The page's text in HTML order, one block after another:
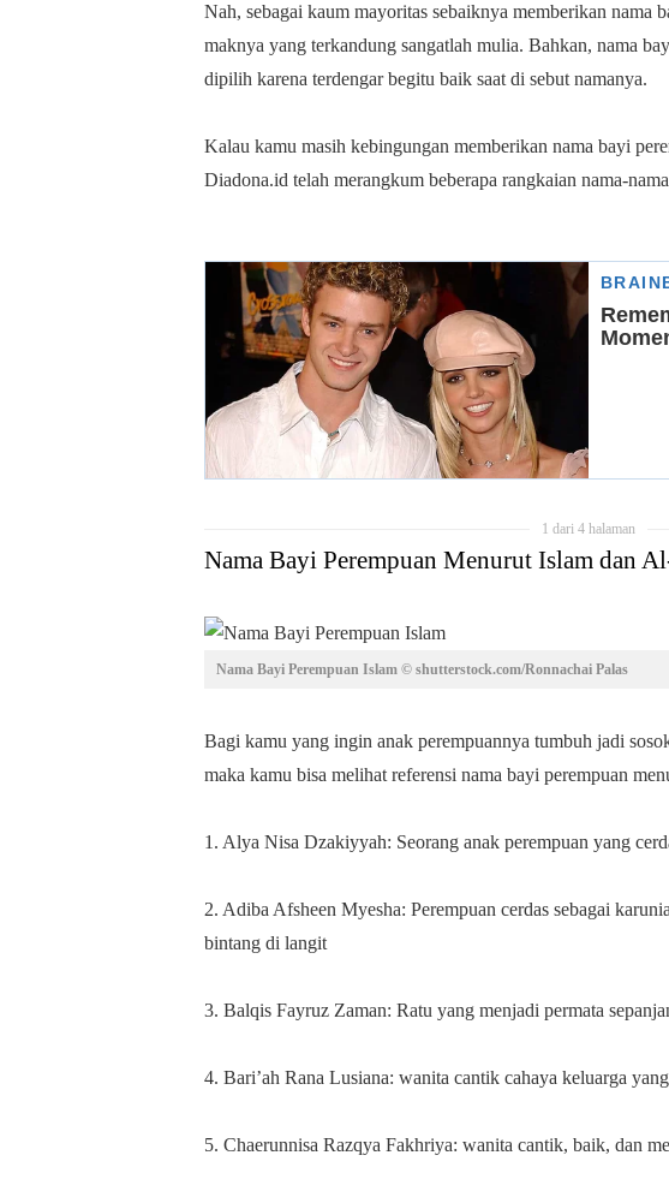
Nah, sebagai kaum mayoritas sebaiknya memberikan nama
maknya yang terkandung sangatlah mulia. Bahkan, nama
dipilih karena terdengar begitu baik saat di sebut namanya.
Kalau kamu masih kebingungan memberikan nama bayi
Diadona.id telah merangkum beberapa rangkaian nama-
1 dari 4 halaman
Nama Bayi Perempuan Menurut Islam dan
Nama Bayi Perempuan Islam © shutterstock.com/Ronnachai Palas
Bagi kamu yang ingin anak perempuannya tumbuh jadi
maka kamu bisa melihat referensi nama bayi perempuan
1. Alya Nisa Dzakiyyah: Seorang anak perempuan yang
2. Adiba Afsheen Myesha: Perempuan cerdas sebagai
bintang di langit
3. Balqis Fayruz Zaman: Ratu yang menjadi permata
4. Bari’ah Rana Lusiana: wanita cantik cahaya keluarga
5. Chaerunnisa Razqya Fakhriya: wanita cantik, baik, dan